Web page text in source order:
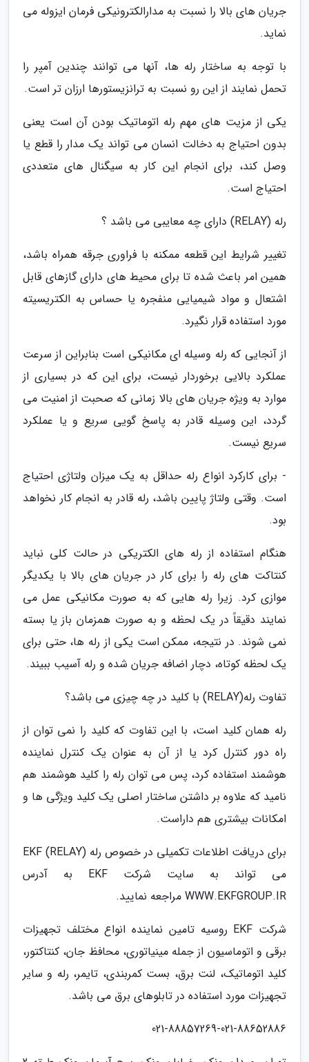
جریان های بالا را نسبت به مدارالکترونیکی فرمان ایزوله می
نماید.
با توجه به ساختار رله ها، آنها می توانند چندین آمپر را
تحمل نمایند از این رو نسبت به ترانزیستورها ارزان تر است.
یکی از مزیت های مهم رله اتوماتیک بودن آن است یعنی
بدون احتیاج به دخالت انسان می تواند یک مدار را قطع یا
وصل کند، برای انجام این کار به سیگنال های متعددی
احتیاج است.
رله (RELAY) دارای چه معایبی می باشد ؟
تغییر شرایط این قطعه ممکنه با فراوری جرقه همراه باشد،
همین امر باعث شده تا برای محیط های دارای گازهای قابل
اشتعال و مواد شیمیایی منفجره یا حساس به الکتریسیته
مورد استفاده قرار نگیرد.
از آنجایی که رله وسیله ای مکانیکی است بنابراین از سرعت
عملکرد بالایی برخوردار نیست، برای این که در بسیاری از
موارد به ویژه جریان های بالا زمانی که صحبت از امنیت می
گردد، این وسیله قادر به پاسخ گویی سریع و یا عملکرد
سریع نیست.
- برای کارکرد انواع رله حداقل به یک میزان ولتاژی احتیاج
است. وقتی ولتاژ پایین باشد، رله قادر به انجام کار نخواهد
بود.
هنگام استفاده از رله های الکتریکی در حالت کلی نباید
کنتاکت های رله را برای کار در جریان های بالا با یکدیگر
موازی کرد. زیرا رله هایی که به صورت مکانیکی عمل می
نمایند دقیقاً در یک لحظه و به صورت همزمان باز یا بسته
نمی شوند. در نتیجه، ممکن است یکی از رله ها، حتی برای
یک لحظه کوتاه، دچار اضافه جریان شده و رله آسیب ببیند.
تفاوت رله(RELAY) با کلید در چه چیزی می باشد؟
رله همان کلید است، با این تفاوت که کلید را نمی توان از
راه دور کنترل کرد یا از آن به عنوان یک کنترل نماینده
هوشمند استفاده کرد، پس می توان رله را کلید هوشمند هم
نامید که علاوه بر داشتن ساختار اصلی یک کلید ویژگی ها و
امکانات بیشتری هم داراست.
برای دریافت اطلاعات تکمیلی در خصوص رله (RELAY) EKF
می تواند به سایت شرکت EKF به آدرس
WWW.EKFGROUP.IR مراجعه نمایید.
شرکت EKF روسیه تامین نماینده انواع مختلف تجهیزات
برقی و اتوماسیون از جمله مینیاتوری، محافظ جان، کنتاکتور،
کلید اتوماتیک، لنت برق، بست کمربندی، تایمر، رله و سایر
تجهیزات مورد استفاده در تابلوهای برق می باشد.
021-88857269-021-88652886